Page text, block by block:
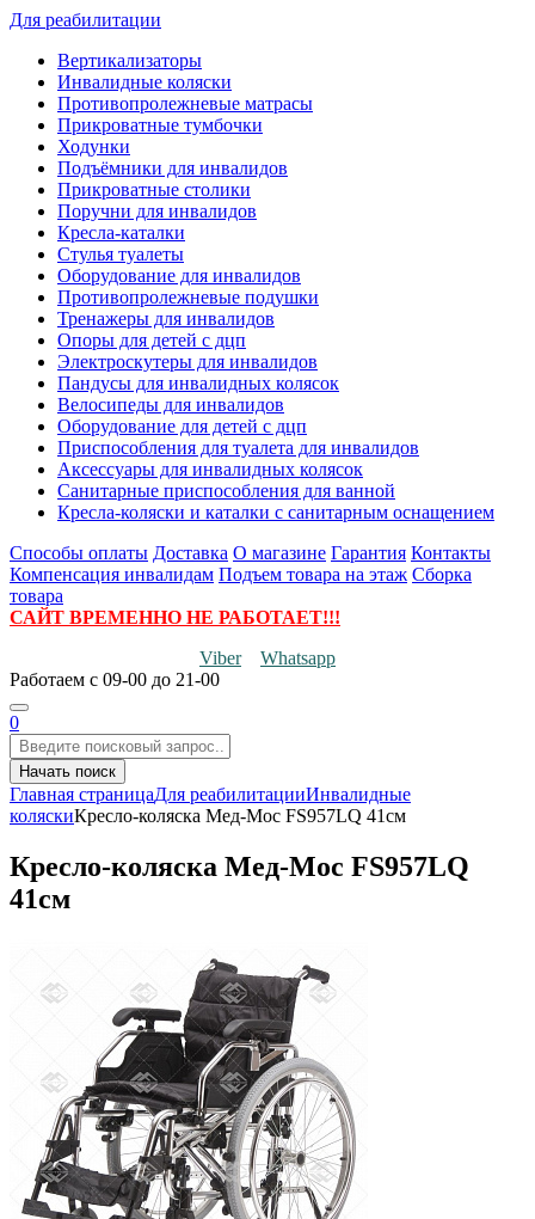
Для реабилитации
Вертикализаторы
Инвалидные коляски
Противопролежневые матрасы
Прикроватные тумбочки
Ходунки
Подъёмники для инвалидов
Прикроватные столики
Поручни для инвалидов
Кресла-каталки
Стулья туалеты
Оборудование для инвалидов
Противопролежневые подушки
Тренажеры для инвалидов
Опоры для детей с дцп
Электроскутеры для инвалидов
Пандусы для инвалидных колясок
Велосипеды для инвалидов
Оборудование для детей с дцп
Приспособления для туалета для инвалидов
Аксессуары для инвалидных колясок
Санитарные приспособления для ванной
Кресла-коляски и каталки с санитарным оснащением
Способы оплаты Доставка О магазине Гарантия Контакты
Компенсация инвалидам Подъем товара на этаж Сборка
товара
САЙТ ВРЕМЕННО НЕ РАБОТАЕТ!!!
Viber
Whatsapp
Работаем с 09-00 до 21-00
0
Начать поиск
Главная страницаДля реабилитацииИнвалидные
коляскиКресло-коляска Мед-Мос FS957LQ 41см
Кресло-коляска Мед-Мос FS957LQ
41см